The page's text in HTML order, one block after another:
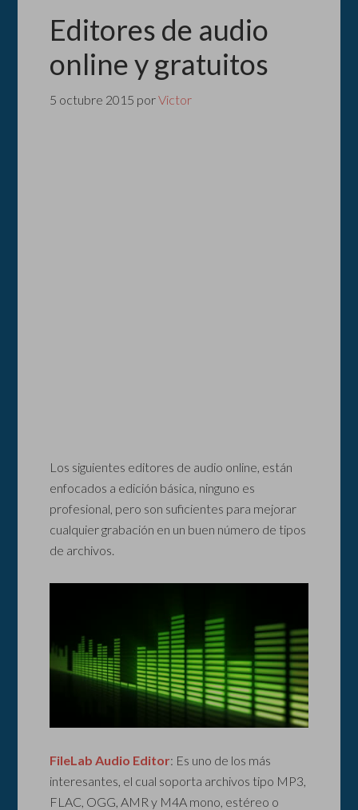
Editores de audio
online y gratuitos
5 octubre 2015 porVictor
Los siguientes editores de audio online, están
enfocados a edición básica, ninguno es
profesional, pero son suficientes para mejorar
cualquier grabación en un buen número de tipos
de archivos.
FileLab Audio Editor: Es uno de los más
interesantes, el cual soporta archivos tipo MP3,
FLAC, OGG, AMR y M4A mono, estéreo o